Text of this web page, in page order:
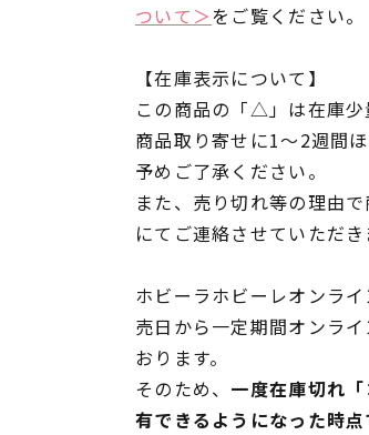
ついて＞をご覧ください。
【在庫表示について】
この商品の「△」は在庫少
商品取り寄せに1～2週間
予めご了承ください。
また、売り切れ等の理由
にてご連絡させていただき
ホビーラホビーレオンラ
売日から一定期間オンラ
おります。
そのため、 一度在庫切れ
有できるようになった時